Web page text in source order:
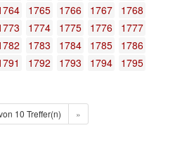
1765 1766 1767
1768
1774 1775 1776
1777
1783 1784 1785
1786
1792 1793 1794
1795
10 Treffer(n) »